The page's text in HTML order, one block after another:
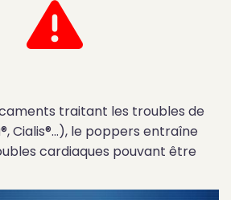
traitant les troubles de
Cialis®…), le poppers entraîne
cardiaques pouvant être